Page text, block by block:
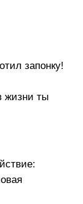
запонку!
жизни ты